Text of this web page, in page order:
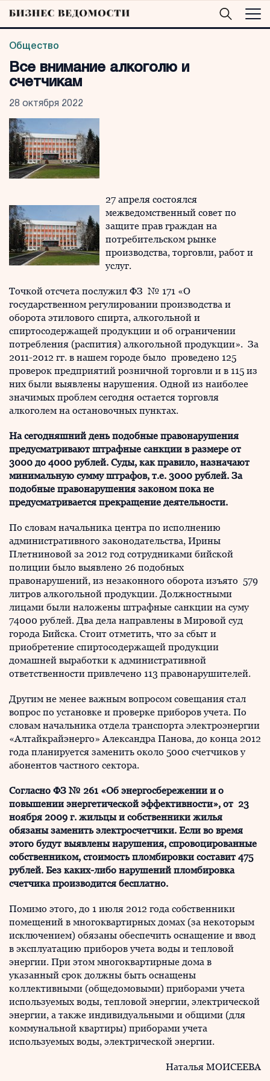
Общество
Все внимание алкоголю и
счетчикам
28 октября 2022
27 апреля состоялся
межведомственный совет по
защите прав граждан на
потребительском рынке
производства, торговли, работ и
услуг.
Точкой отсчета послужил ФЗ № 171 «О
государственном регулировании производства и
оборота этилового спирта, алкогольной и
спиртосодержащей продукции и об ограничении
потребления (распития) алкогольной продукции». За
2011-2012 гг. в нашем городе было проведено 125
проверок предприятий розничной торговли и в 115 из
них были выявлены нарушения. Одной из наиболее
значимых проблем сегодня остается торговля
алкоголем на остановочных пунктах.
На сегодняшний день подобные правонарушения
предусматривают штрафные санкции в размере от
3000 до 4000 рублей. Суды, как правило, назначают
минимальную сумму штрафов, т.е. 3000 рублей. За
подобные правонарушения законом пока не
предусматривается прекращение деятельности.
По словам начальника центра по исполнению
административного законодательства, Ирины
Плетниновой за 2012 год сотрудниками бийской
полиции было выявлено 26 подобных
правонарушений, из незаконного оборота изъято 579
литров алкогольной продукции. Должностными
лицами были наложены штрафные санкции на суму
74000 рублей. Два дела направлены в Мировой суд
города Бийска. Стоит отметить, что за сбыт и
приобретение спиртосодержащей продукции
домашней выработки к административной
ответственности привлечено 113 правонарушителей.
Другим не менее важным вопросом совещания стал
вопрос по установке и проверке приборов учета. По
словам начальника отдела транспорта электроэнергии
«Алтайкрайэнерго» Александра Панова, до конца 2012
года планируется заменить около 5000 счетчиков у
абонентов частного сектора.
Согласно ФЗ № 261 «Об энергосбережении и о
повышении энергетической эффективности», от 23
ноября 2009 г. жильцы и собственники жилья
обязаны заменить электросчетчики. Если во время
этого будут выявлены нарушения, спровоцированные
собственником, стоимость пломбировки составит 475
рублей. Без каких-либо нарушений пломбировка
счетчика производится бесплатно.
Помимо этого, до 1 июля 2012 года собственники
помещений в многоквартирных домах (за некоторым
исключением) обязаны обеспечить оснащение и ввод
в эксплуатацию приборов учета воды и тепловой
энергии. При этом многоквартирные дома в
указанный срок должны быть оснащены
коллективными (общедомовыми) приборами учета
используемых воды, тепловой энергии, электрической
энергии, а также индивидуальными и общими (для
коммунальной квартиры) приборами учета
используемых воды, электрической энергии.
Наталья МОИСЕЕВА